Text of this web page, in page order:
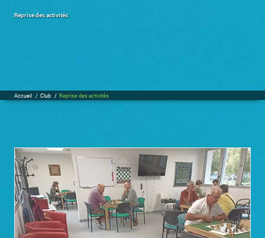
Reprise des activités
Accueil / Club / Reprise des activités